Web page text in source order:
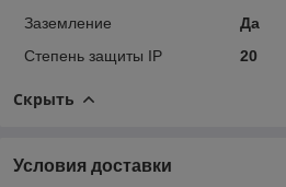
Заземление
Да
Степень защиты IP
20
Скрыть
Условия доставки